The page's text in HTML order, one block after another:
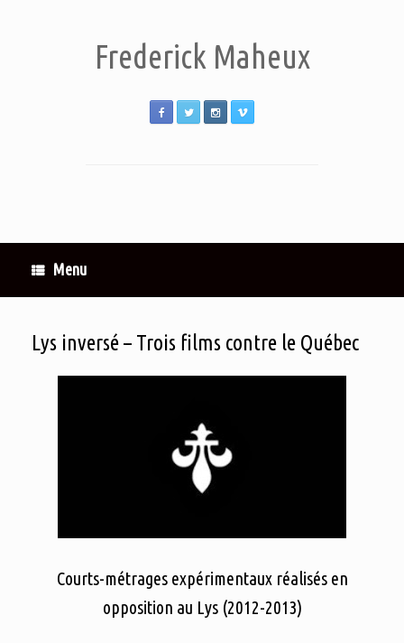
Frederick Maheux
Menu
Lys inversé – Trois films contre le Québec
Courts-métrages expérimentaux réalisés en
opposition au Lys (2012-2013)